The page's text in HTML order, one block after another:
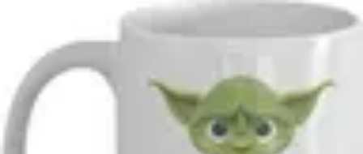
Comparatif
Supermarché Online